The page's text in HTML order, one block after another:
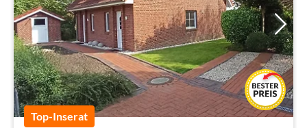
Top-Inserat